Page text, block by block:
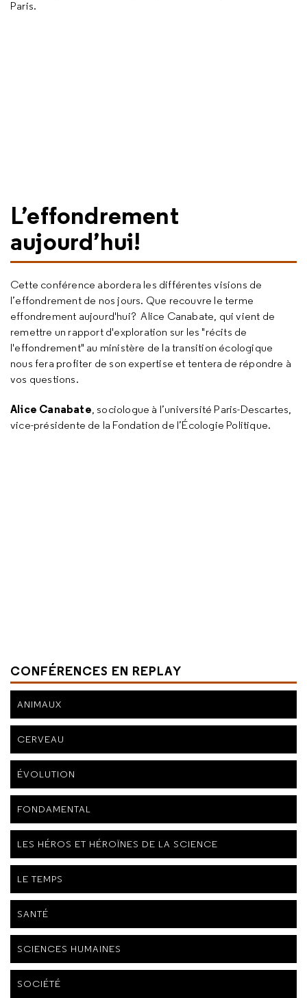
Paris.
L’effondrement
aujourd’hui!
Cette conférence abordera les différentes visions de
l’effondrement de nos jours. Que recouvre le terme
effondrement aujourd'hui? Alice Canabate, qui vient de
remettre un rapport d'exploration sur les "récits de
l'effondrement" au ministère de la transition écologique
nous fera profiter de son expertise et tentera de répondre à
vos questions.
Alice Canabate, sociologue à l’université Paris-Descartes,
vice-présidente de la Fondation de l’Écologie Politique.
CONFÉRENCES EN REPLAY
ANIMAUX
CERVEAU
ÉVOLUTION
FONDAMENTAL
LES HÉROS ET HÉROÏNES DE LA SCIENCE
LE TEMPS
SANTÉ
SCIENCES HUMAINES
SOCIÉTÉ